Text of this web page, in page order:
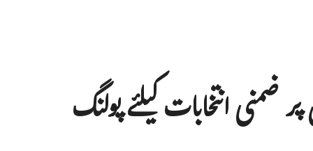
سیٹوں پر ضمنی انتخابات کیلئے پولنگ